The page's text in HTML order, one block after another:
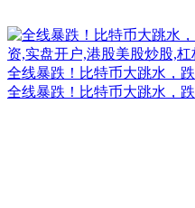
全线暴跌！比特币大跳水，
全线暴跌！比特币大跳水，